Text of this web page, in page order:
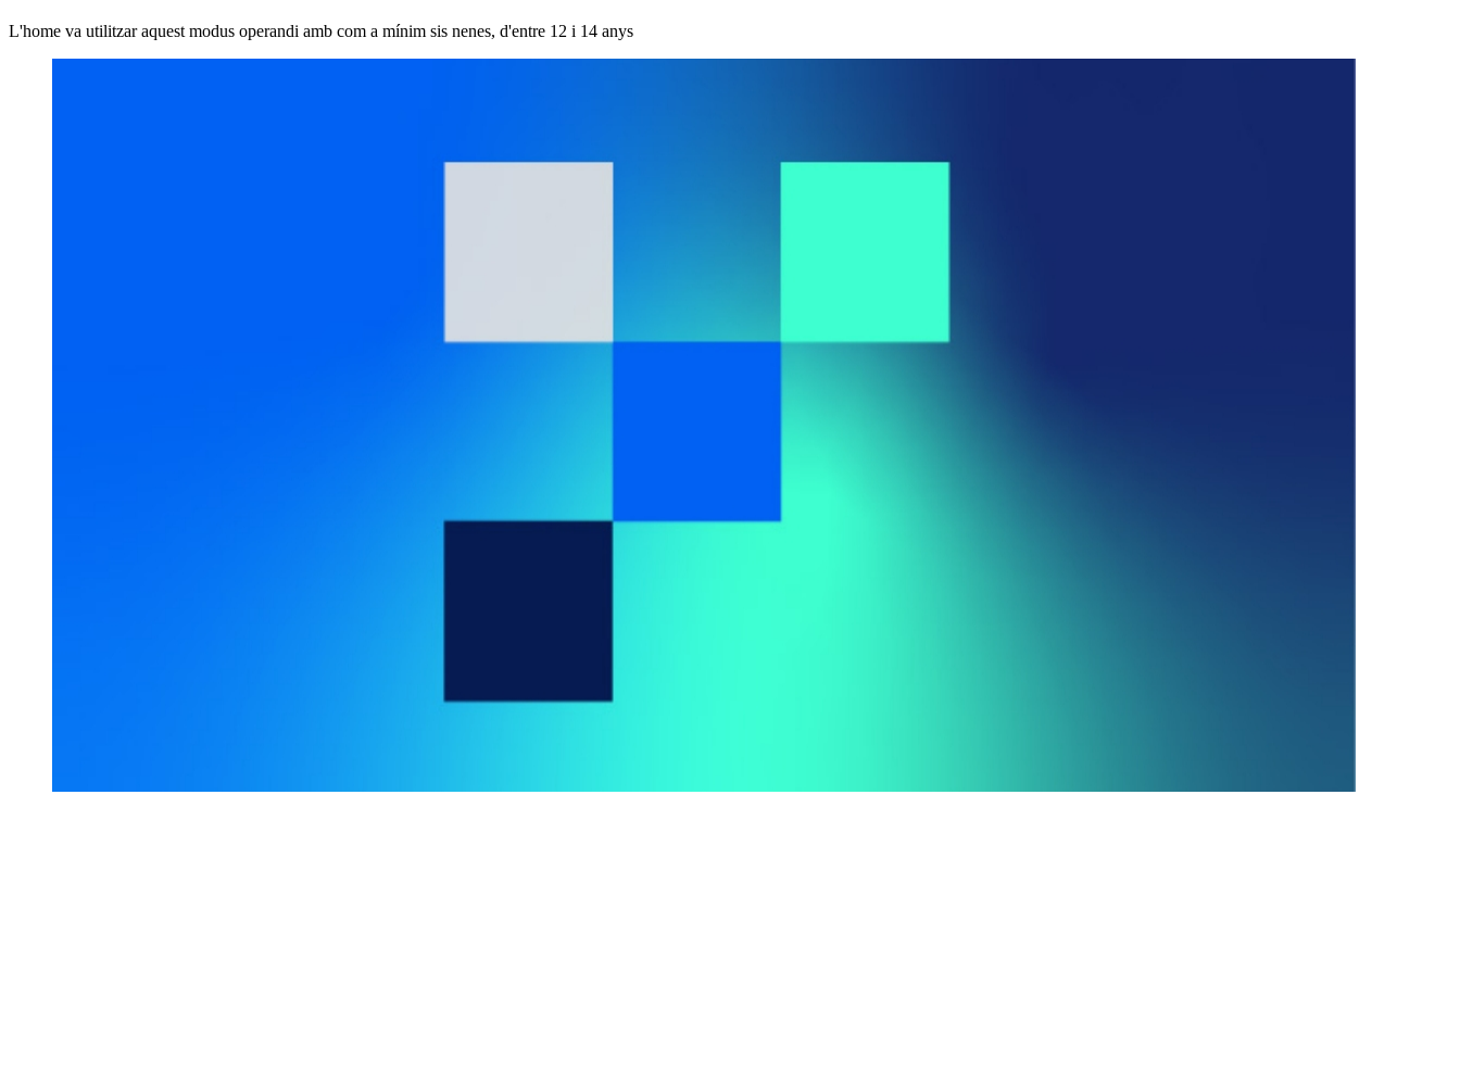
L'home va utilitzar aquest modus operandi amb com a mínim sis nenes, d'entre 12 i 14 anys